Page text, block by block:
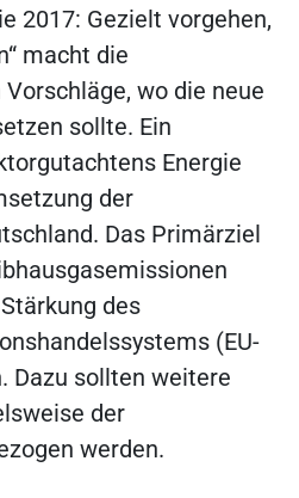
2017: Gezielt vorgehen,
macht die
wo die neue
sollte. Ein
Energie
der
Das Primärziel
des
(EU-
Dazu sollten weitere
der
werden.